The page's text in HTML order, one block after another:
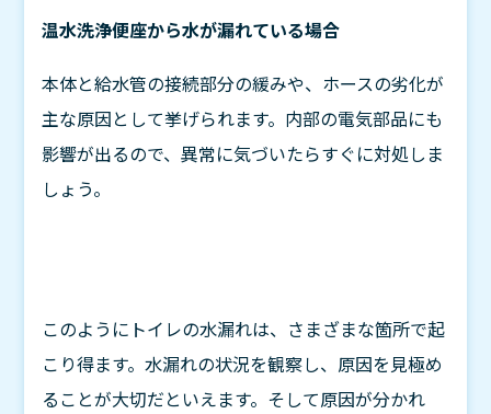
温水洗浄便座から水が漏れている場合
本体と給水管の接続部分の緩みや、ホースの劣化が
主な原因として挙げられます。内部の電気部品にも
影響が出るので、異常に気づいたらすぐに対処しま
しょう。
このようにトイレの水漏れは、さまざまな箇所で起
こり得ます。水漏れの状況を観察し、原因を見極め
ることが大切だといえます。そして原因が分かれ